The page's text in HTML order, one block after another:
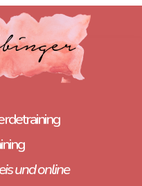
und online